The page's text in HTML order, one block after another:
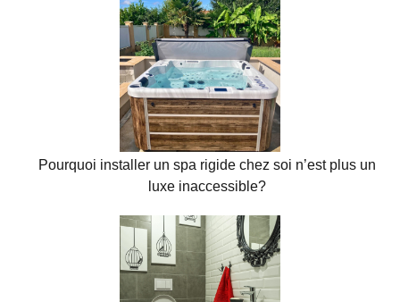
Pourquoi installer un spa rigide chez soi n’est plus un
luxe inaccessible?